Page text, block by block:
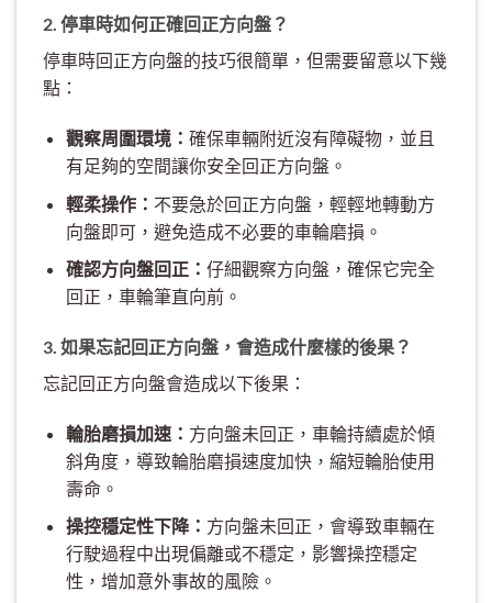
2. 停車時如何正確回正方向盤？
停車時回正方向盤的技巧很簡單，但需要留意以下幾
點：
觀察周圍環境： 確保車輛附近沒有障礙物，並且
有足夠的空間讓你安全回正方向盤。
輕柔操作： 不要急於回正方向盤，輕輕地轉動方
向盤即可，避免造成不必要的車輪磨損。
確認方向盤回正： 仔細觀察方向盤，確保它完全
回正，車輪筆直向前。
3. 如果忘記回正方向盤，會造成什麼樣的後果？
忘記回正方向盤會造成以下後果：
輪胎磨損加速： 方向盤未回正，車輪持續處於傾
斜角度，導致輪胎磨損速度加快，縮短輪胎使用
壽命。
操控穩定性下降： 方向盤未回正，會導致車輛在
行駛過程中出現偏離或不穩定，影響操控穩定
性，增加意外事故的風險。